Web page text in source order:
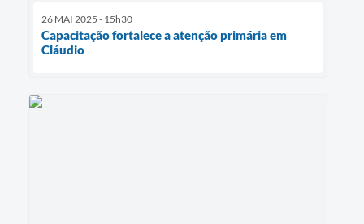
26 MAI 2025 - 15h30
Capacitação fortalece a atenção primária em
Cláudio